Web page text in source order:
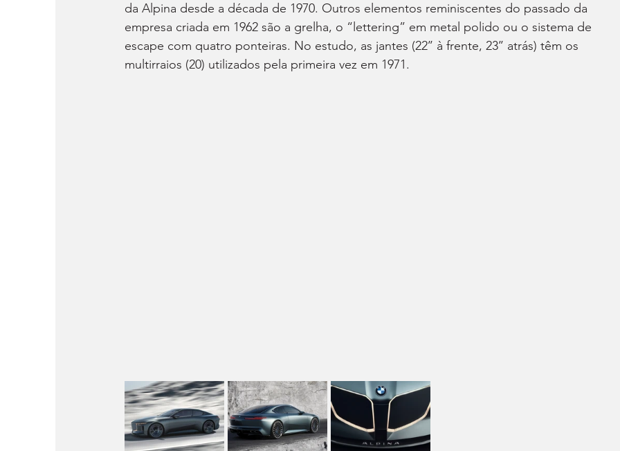
da Alpina desde a década de 1970. Outros elementos reminiscentes do passado da
empresa criada em 1962 são a grelha, o “lettering” em metal polido ou o sistema de
escape com quatro ponteiras. No estudo, as jantes (22’’ à frente, 23’’ atrás) têm os
multirraios (20) utilizados pela primeira vez em 1971.